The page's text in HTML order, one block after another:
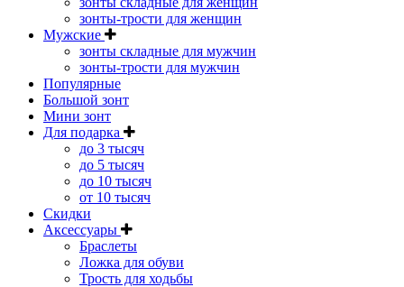
зонты-трости для женщин
Мужские
зонты складные для мужчин
зонты-трости для мужчин
Популярные
Большой зонт
Мини зонт
Для подарка
до 3 тысяч
до 5 тысяч
до 10 тысяч
от 10 тысяч
Скидки
Аксессуары
Браслеты
Ложка для обуви
Трость для ходьбы